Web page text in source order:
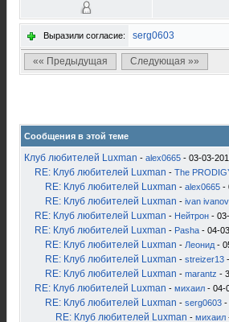
Выразили согласие: serg0603
«« Предыдущая Следующая »»
Сообщения в этой теме
Клуб любителей Luxman - alex0665 - 03-03-
RE: Клуб любителей Luxman - The
RE: Клуб любителей Luxman - alex0665 -
RE: Клуб любителей Luxman - ivan ivanov
RE: Клуб любителей Luxman - Нейтрон -
RE: Клуб любителей Luxman - Pasha - 04-
RE: Клуб любителей Luxman - Леонид -
RE: Клуб любителей Luxman - streizer13
RE: Клуб любителей Luxman - marantz -
RE: Клуб любителей Luxman - михаил - 04-
RE: Клуб любителей Luxman - serg0603 -
RE: Клуб любителей Luxman - михаил